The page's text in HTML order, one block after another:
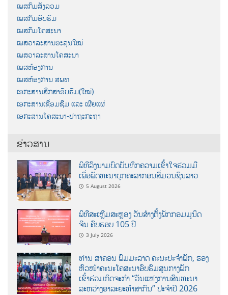
ເພສກົມສັງລວມ
ເພສກົມອົບຮົມ
ເພສກົມໂຄສະນາ
ເພສວາລະສານອະລຸນໃໝ່
ເພສວາລະສານໂຄສະນາ
ເພສຫ້ອງການ
ເພສຫ້ອງການ ສພທ
ເອກະສານສຶກສາອົບຮົມ(ໃໝ່)
ເອກະສານເຊື່ອມຊືມ ແລະ ເຜີຍແຜ່
ເອກະສານໂຄສະນາ-ປາຖະກະຖາ
ຂ່າວສານ
ພິທີລົງນາມບົດບັນທຶກຄວາມເຂົ້າໃຈຮ່ວມມື
ເພື່ອພັດທະນາບຸກຄະລາກອນສື່ມວນຊົນລາວ
5 August 2026
ພິທີສະເຫຼີມສະຫຼອງ ວັນສ້າງຕັ້ງພັກກອມມູນິດ
ຈີນ ຄົບຮອບ 105 ປີ
3 July 2026
ທ່ານ ສາຄອນ ພົມມະລາດ ຄະນະປະຈໍາພັກ, ຮອງ
ຫົວໜ້າຄະນະໂຄສະນາອົບຮົມສູນກາງພັກ
ເຂົ້າຮ່ວມກິດຈະກຳ “ວັນແຫ່ງການສົນທະນາ
ລະຫວ່າງອາລະຍະທຳສາກົນ” ປະຈຳປີ 2026